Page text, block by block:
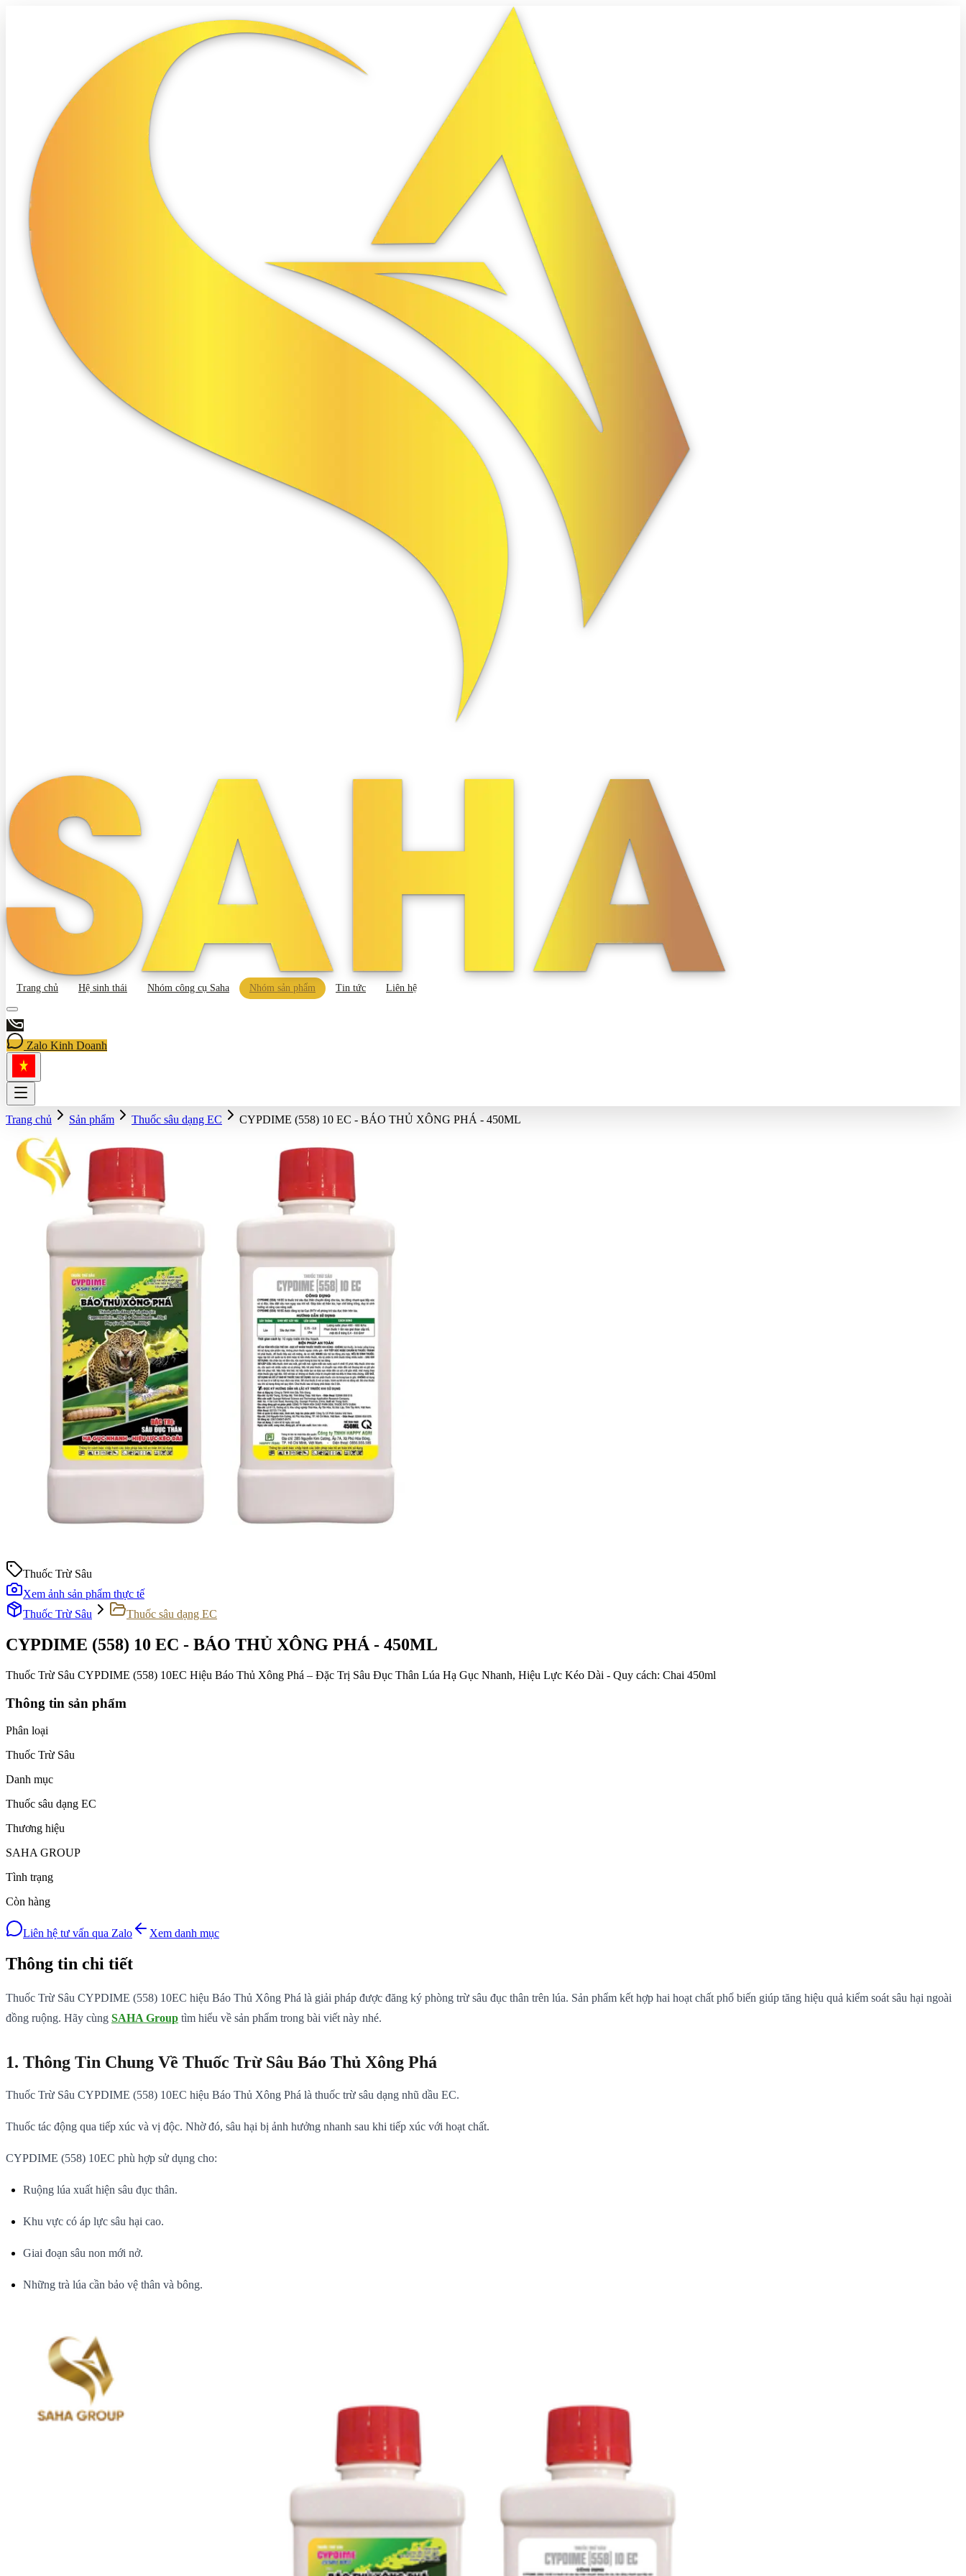
Trang chủ Hệ sinh thái Nhóm công cụ Saha Nhóm sản phẩm Tin tức Liên hệ
Zalo Kinh Doanh
Trang chủ Sản phẩm Thuốc sâu dạng EC CYPDIME (558) 10 EC - BÁO THỦ XÔNG PHÁ - 450ML
Thuốc Trừ Sâu
Xem ảnh sản phẩm thực tế
Thuốc Trừ Sâu
Thuốc sâu dạng EC
CYPDIME (558) 10 EC - BÁO THỦ XÔNG PHÁ - 450ML
Thuốc Trừ Sâu CYPDIME (558) 10EC Hiệu Báo Thủ Xông Phá – Đặc Trị Sâu Đục Thân Lúa Hạ Gục Nhanh, Hiệu Lực Kéo Dài - Quy cách: Chai 450ml
Thông tin sản phẩm
Phân loại
Thuốc Trừ Sâu
Danh mục
Thuốc sâu dạng EC
Thương hiệu
SAHA GROUP
Tình trạng
Còn hàng
Liên hệ tư vấn qua Zalo Xem danh mục
Thông tin chi tiết
Thuốc Trừ Sâu CYPDIME (558) 10EC hiệu Báo Thủ Xông Phá là giải pháp được đăng ký phòng trừ sâu đục thân trên lúa. Sản phẩm kết hợp hai hoạt chất phổ biến giúp tăng hiệu quả kiểm soát sâu hại ngoài
đồng ruộng. Hãy cùng SAHA Group tìm hiểu về sản phẩm trong bài viết này nhé.
1. Thông Tin Chung Về Thuốc Trừ Sâu Báo Thủ Xông Phá
Thuốc Trừ Sâu CYPDIME (558) 10EC hiệu Báo Thủ Xông Phá là thuốc trừ sâu dạng nhũ dầu EC.
Thuốc tác động qua tiếp xúc và vị độc. Nhờ đó, sâu hại bị ảnh hưởng nhanh sau khi tiếp xúc với hoạt chất.
CYPDIME (558) 10EC phù hợp sử dụng cho:
Ruộng lúa xuất hiện sâu đục thân.
Khu vực có áp lực sâu hại cao.
Giai đoạn sâu non mới nở.
Những trà lúa cần bảo vệ thân và bông.